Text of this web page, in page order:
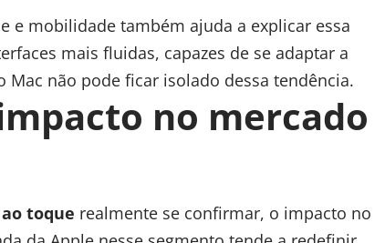
e mobilidade também ajuda a explicar essa
mais fluidas, capazes de se adaptar a
não pode ficar isolado dessa tendência.
no mercado
toque realmente se confirmar, o impacto no